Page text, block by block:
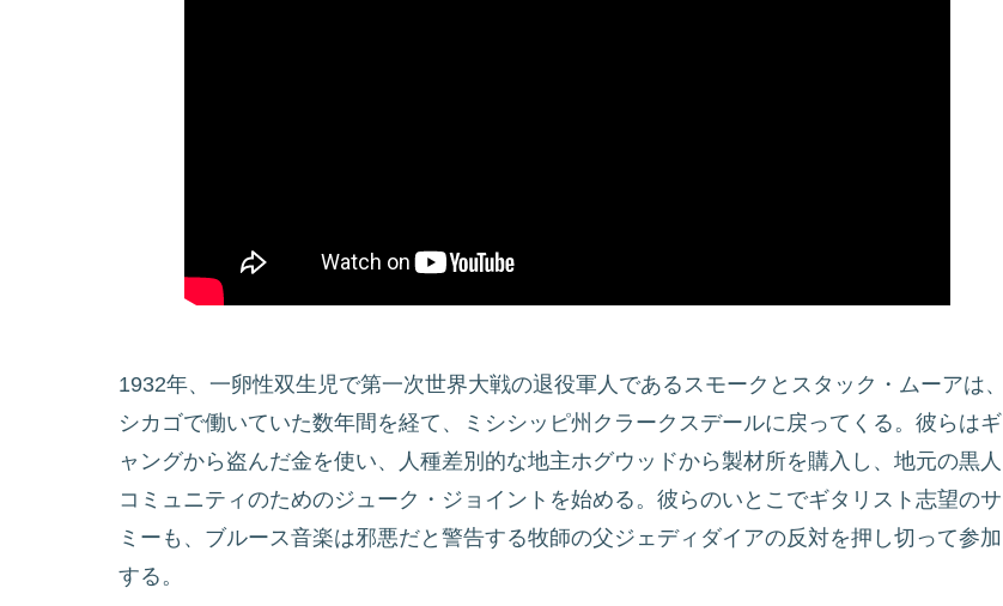
1932年、一卵性双生児で第一次世界大戦の退役軍人であるスモークとスタック・ムーアは、
シカゴで働いていた数年間を経て、ミシシッピ州クラークスデールに戻ってくる。彼らはギ
ャングから盗んだ金を使い、人種差別的な地主ホグウッドから製材所を購入し、地元の黒人
コミュニティのためのジューク・ジョイントを始める。彼らのいとこでギタリスト志望のサ
ミーも、ブルース音楽は邪悪だと警告する牧師の父ジェディダイアの反対を押し切って参加
する。